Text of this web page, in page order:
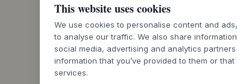
This website uses cookies
We use cookies to personalise content and
to analyse our traffic. We also share
social media, advertising and analytics
information that you’ve provided to them or
services.